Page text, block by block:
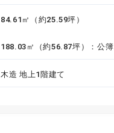
84.61㎡（約25.59坪）
188.03㎡（約56.87坪）：公簿
木造 地上1階建て